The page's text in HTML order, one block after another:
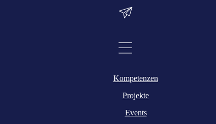
Kompetenzen
Projekte
Events